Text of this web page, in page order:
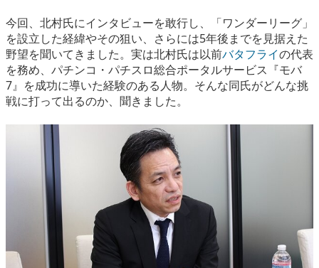
今回、北村氏にインタビューを敢行し、「ワンダーリーグ」
を設立した経緯やその狙い、さらには5年後までを見据えた
野望を聞いてきました。実は北村氏は以前バタフライの代表
を務め、パチンコ・パチスロ総合ポータルサービス『モバ
7』を成功に導いた経験のある人物。そんな同氏がどんな挑
戦に打って出るのか、聞きました。